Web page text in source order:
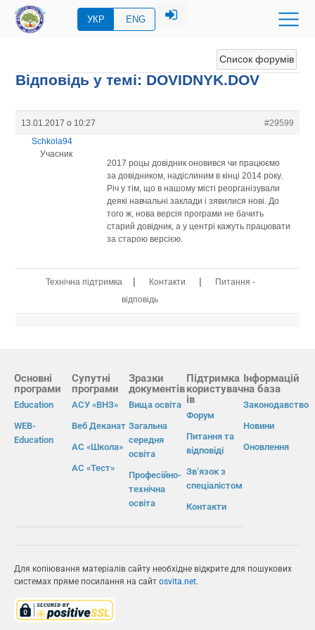
УКР ENG
Список форумів
Відповідь у темі: DOVIDNYK.DOV
13.01.2017 о 10:27
#29599
Schkola94
Учасник
2017 роцы довідник оновився чи працюємо
за довідником, надіслиним в кінці 2014 року.
Річ у тім, що в нашому місті реорганізували
деякі навчальні заклади і зявилися нові. До
того ж, нова версія програми не бачить
старий довідник, а у центрі кажуть працювати
за старою версією.
Технічна підтримка | Контакти |
Питання -
відповідь
Основні
програми
Education
WEB-
Education
Супутні
програми
АСУ «ВНЗ»
Веб Деканат
АС «Школа»
АС «Тест»
Зразки
документів
Вища освіта
Загальна
середня
освіта
Професійно-
технічна
освіта
Підтримка
користувач
ів
Форум
Питання та
відповіді
Зв’язок з
спеціалістом
Контакти
Інформацій
на база
Законодавство
Новини
Оновлення
Для копіювання матеріалів сайту необхідне відкрите для пошукових
системах пряме посилання на сайт osvita.net.